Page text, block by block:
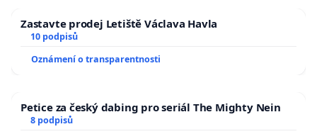
Zastavte prodej Letiště Václava Havla
10 podpisů
Oznámení o transparentnosti
Petice za český dabing pro seriál The Mighty Nein
8 podpisů